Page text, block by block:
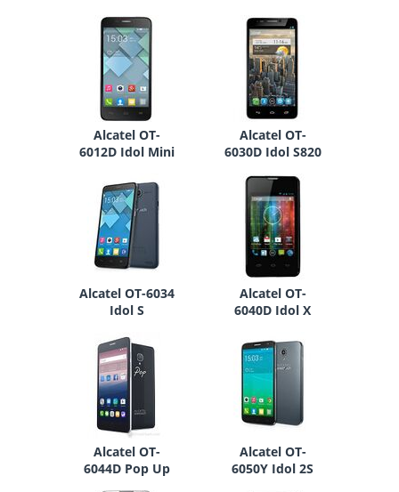
Alcatel OT-
6012D Idol Mini
Alcatel OT-
6030D Idol S820
Alcatel OT-6034
Idol S
Alcatel OT-
6040D Idol X
Alcatel OT-
6044D Pop Up
Alcatel OT-
6050Y Idol 2S